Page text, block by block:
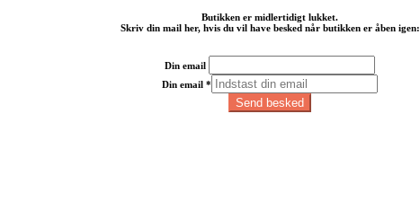
Butikken er midlertidigt lukket.
Skriv din mail her, hvis du vil have besked når butikken er åben igen:
Din email
Din email *
Send besked